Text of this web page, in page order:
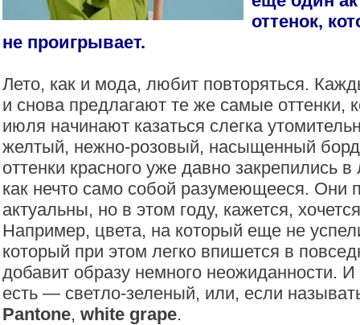
оттенок,
не проигрывает.
Лето, как и мода, любит повторяться.
и снова предлагают те же самые оттенки,
июля начинают казаться слегка
желтый, нежно-розовый, насыщенный
оттенки красного уже давно закрепились
как нечто само собой разумеющееся. Они
актуальны, но в этом году, кажется,
Например, цвета, на который еще не
который при этом легко впишется в
добавит образу немного неожиданности. И
есть — светло-зеленый, или, если
Pantone, white grape.